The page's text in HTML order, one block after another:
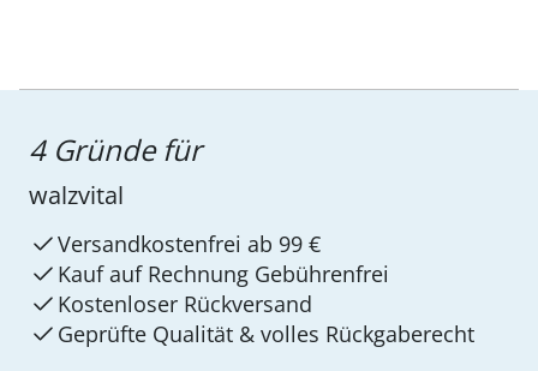
4 Gründe für
walzvital
Versandkostenfrei ab 99 €
Kauf auf Rechnung Gebührenfrei
Kostenloser Rückversand
Geprüfte Qualität & volles Rückgaberecht